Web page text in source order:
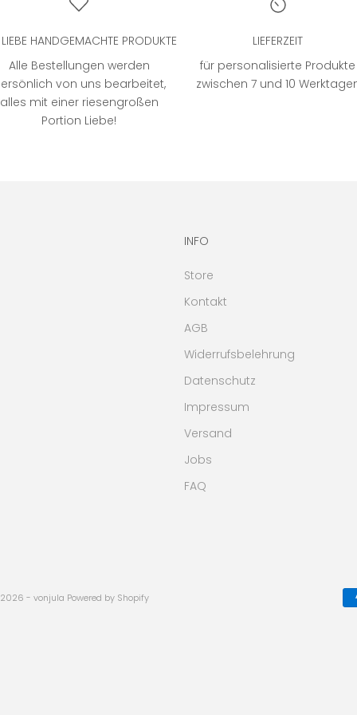
HANDGEMACHTE PRODUKTE
Alle Bestellungen werden
von uns bearbeitet,
alles mit einer riesengroßen
Portion Liebe!
LIEFERZEIT
für personalisierte Produkte
zwischen 7 und 10
INFO
Store
Kontakt
AGB
Widerrufsbelehrung
Datenschutz
Impressum
Versand
Jobs
FAQ
- vonjula Powered by Shopify